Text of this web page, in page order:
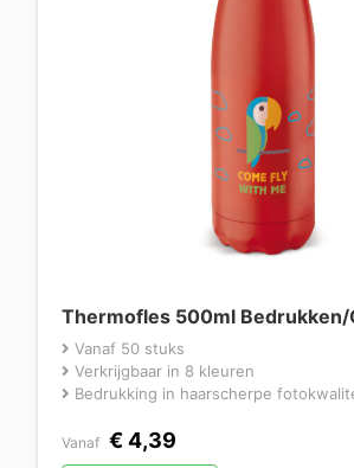
Thermofles 500ml Bedrukken/
Vanaf 50 stuks
Verkrijgbaar in 8 kleuren
Bedrukking in haarscherpe
Vanaf €4,39